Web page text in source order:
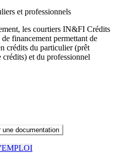
et professionnels
les courtiers IN&FI Crédits
financement permettant de
crédits du particulier (prêt
et du professionnel
une documentation